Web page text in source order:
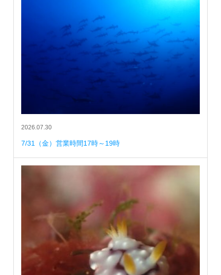
2026.07.30
7/31（金）営業時間17時～19時